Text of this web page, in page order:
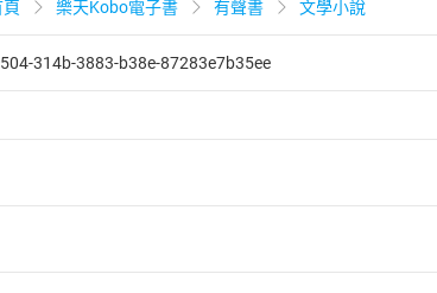
樂天Kobo電子書 有聲書 文學小說
314b-3883-b38e-87283e7b35ee
條第1項後段暨通訊交易解除權合理例外情事適用